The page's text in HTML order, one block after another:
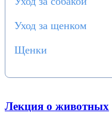
Уход за щенком
Щенки
Лекция о животных